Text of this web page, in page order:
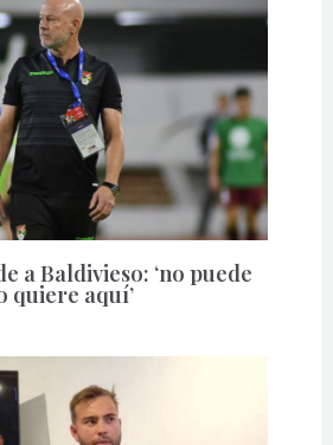
a Baldivieso: ‘no puede
quiere aquí’